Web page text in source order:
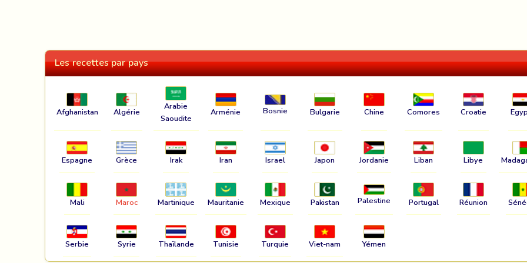
Les recettes par pays
Afghanistan Algérie
Arabie
Saoudite
Arménie Bosnie Bulgarie Chine Comores Croatie
Espagne Grèce Irak Iran Israel Japon Jordanie Liban Libye
Mali Maroc Martinique Mauritanie Mexique Pakistan Palestine Portugal Réunion
Serbie Syrie Thaïlande Tunisie Turquie Viet-nam Yémen